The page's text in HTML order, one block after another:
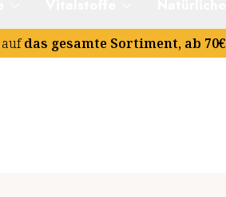
aufdas gesamte Sortiment, ab 70€